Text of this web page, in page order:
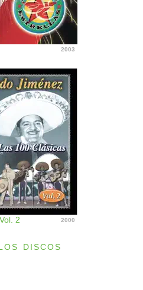
2003
2 2000
discos